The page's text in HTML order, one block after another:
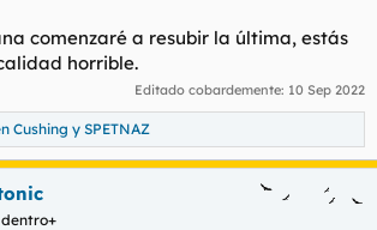
comenzaré a resubir la última, estás
horrible.
Editado cobardemente: 10 Sep 2022
Cushing y SPETNAZ